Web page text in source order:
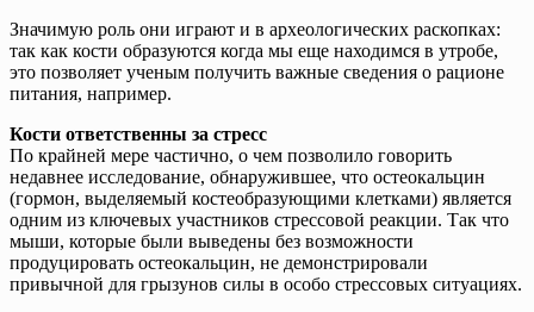
Значимую роль они играют и в археологических раскопках:
так как кости образуются когда мы еще находимся в утробе,
это позволяет ученым получить важные сведения о рационе
питания, например.
Кости ответственны за стресс
По крайней мере частично, о чем позволило говорить
недавнее исследование, обнаружившее, что остеокальцин
(гормон, выделяемый костеобразующими клетками) является
одним из ключевых участников стрессовой реакции. Так что
мыши, которые были выведены без возможности
продуцировать остеокальцин, не демонстрировали
привычной для грызунов силы в особо стрессовых ситуациях.